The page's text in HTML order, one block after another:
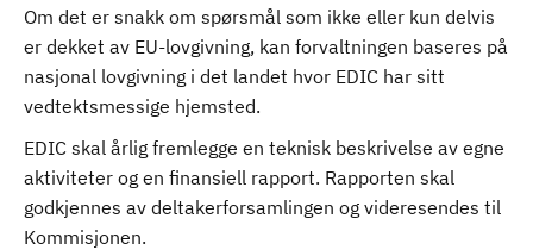
Om det er snakk om spørsmål som ikke eller kun delvis
er dekket av EU-lovgivning, kan forvaltningen baseres på
nasjonal lovgivning i det landet hvor EDIC har sitt
vedtektsmessige hjemsted.
EDIC skal årlig fremlegge en teknisk beskrivelse av egne
aktiviteter og en finansiell rapport. Rapporten skal
godkjennes av deltakerforsamlingen og videresendes til
Kommisjonen.